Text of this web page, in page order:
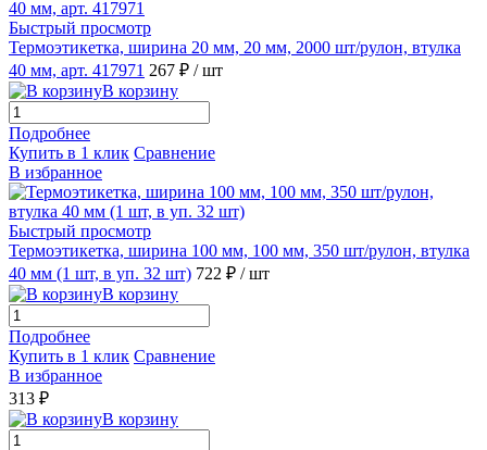
Быстрый просмотр
Термоэтикетка, ширина 20 мм, 20 мм, 2000 шт/рулон, втулка
40 мм, арт. 417971 267 ₽ / шт
В корзину
Подробнее
Купить в 1 клик Сравнение
В избранное
Быстрый просмотр
Термоэтикетка, ширина 100 мм, 100 мм, 350 шт/рулон, втулка
40 мм (1 шт, в уп. 32 шт) 722 ₽ / шт
В корзину
Подробнее
Купить в 1 клик Сравнение
В избранное
313 ₽
В корзину